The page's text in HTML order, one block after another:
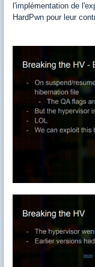
l'implémentation de
HardPwn pour leur